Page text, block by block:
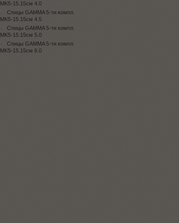
MK5-15.15см 4.0
Спицы GAMMA 5-ти компл.
MK5-15.15см 4.5
Спицы GAMMA 5-ти компл.
MK5-15.15см 5.0
Спицы GAMMA 5-ти компл.
MK5-15.15см 6.0